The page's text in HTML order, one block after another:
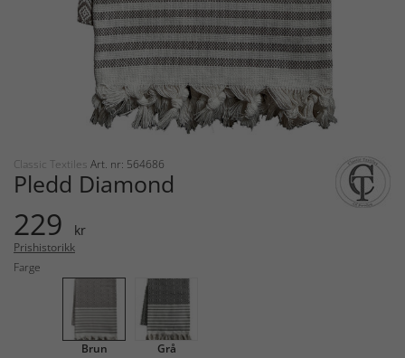
Classic Textiles Art. nr: 564686
Pledd Diamond
229 kr
Prishistorikk
Farge
Brun Grå